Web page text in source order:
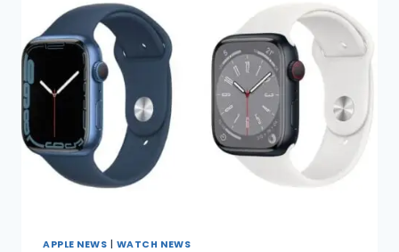
L’APPLE
WATCH
APPLE NEWS | WATCH NEWS